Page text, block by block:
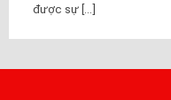
được sự [...]